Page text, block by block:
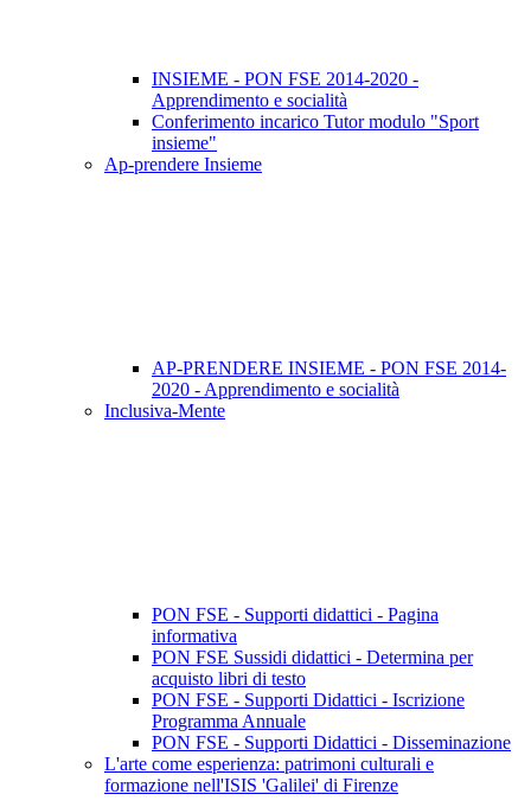
INSIEME - PON FSE 2014-2020 -
Apprendimento e socialità
Conferimento incarico Tutor modulo "Sport
insieme"
Ap-prendere Insieme
AP-PRENDERE INSIEME - PON FSE 2014-
2020 - Apprendimento e socialità
Inclusiva-Mente
PON FSE - Supporti didattici - Pagina
informativa
PON FSE Sussidi didattici - Determina per
acquisto libri di testo
PON FSE - Supporti Didattici - Iscrizione
Programma Annuale
PON FSE - Supporti Didattici - Disseminazione
L'arte come esperienza: patrimoni culturali e
formazione nell'ISIS 'Galilei' di Firenze